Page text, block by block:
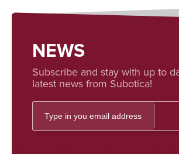
NEWS
Subscribe and stay with up to
latest news from Subotica!